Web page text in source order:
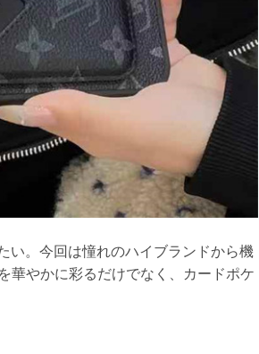
い。今回は憧れのハイブランドから機
華やかに彩るだけでなく、カードポケ